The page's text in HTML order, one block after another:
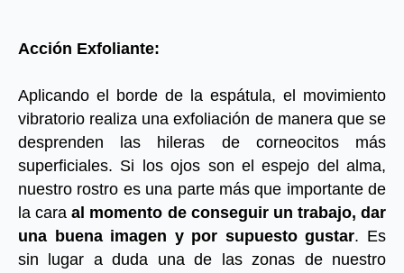
Acción Exfoliante:
Aplicando el borde de la espátula, el movimiento
vibratorio realiza una exfoliación de manera que se
desprenden las hileras de corneocitos más
superficiales. Si los ojos son el espejo del alma,
nuestro rostro es una parte más que importante de
la caraal momento de conseguir un trabajo, dar
una buena imagen y por supuesto gustar. Es
sin lugar a duda una de las zonas de nuestro